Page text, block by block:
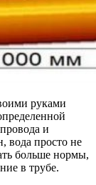
руками
и
вода просто не
больше нормы,
в трубе.